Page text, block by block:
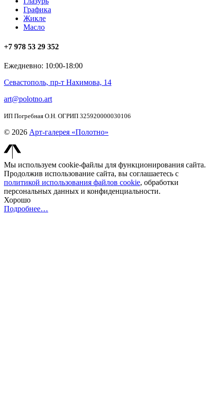
Графика
Жикле
Масло
+7 978 53 29 352
Ежедневно: 10:00-18:00
Севастополь, пр-т Нахимова, 14
art@polotno.art
ИП Погребная О.Н. ОГРИП 325920000030106
© 2026 Арт-галерея «Полотно»
Мы используем cookie-файлы для функционирования сайта.
Продолжив использование сайта, вы соглашаетесь с
политикой использования файлов cookie, обработки
персональных данных и конфиденциальности.
Хорошо
Подробнее…